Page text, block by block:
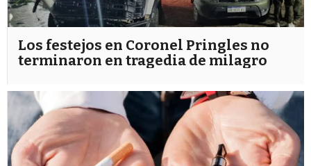
Los festejos en Coronel Pringles no
terminaron en tragedia de milagro